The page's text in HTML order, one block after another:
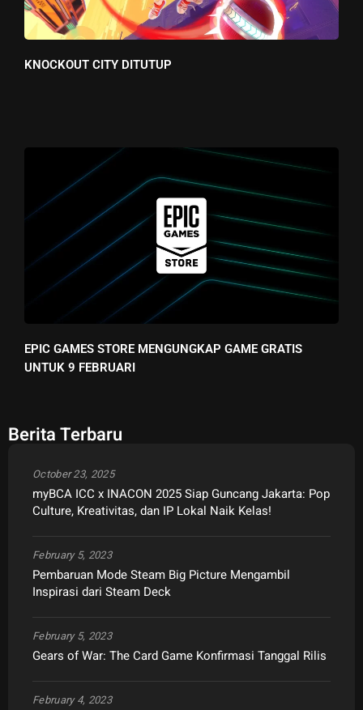
KNOCKOUT CITY DITUTUP
EPIC GAMES STORE MENGUNGKAP GAME GRATIS
UNTUK 9 FEBRUARI
Berita Terbaru
myBCA ICC x INACON 2025 Siap Guncang Jakarta: Pop
Culture, Kreativitas, dan IP Lokal Naik Kelas!
October 23, 2025
Pembaruan Mode Steam Big Picture Mengambil
Inspirasi dari Steam Deck
February 5, 2023
Gears of War: The Card Game Konfirmasi Tanggal Rilis
February 5, 2023
February 4, 2023